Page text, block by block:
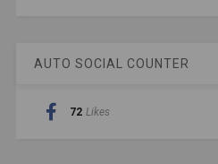
AUTO SOCIAL COUNTER
72 Likes